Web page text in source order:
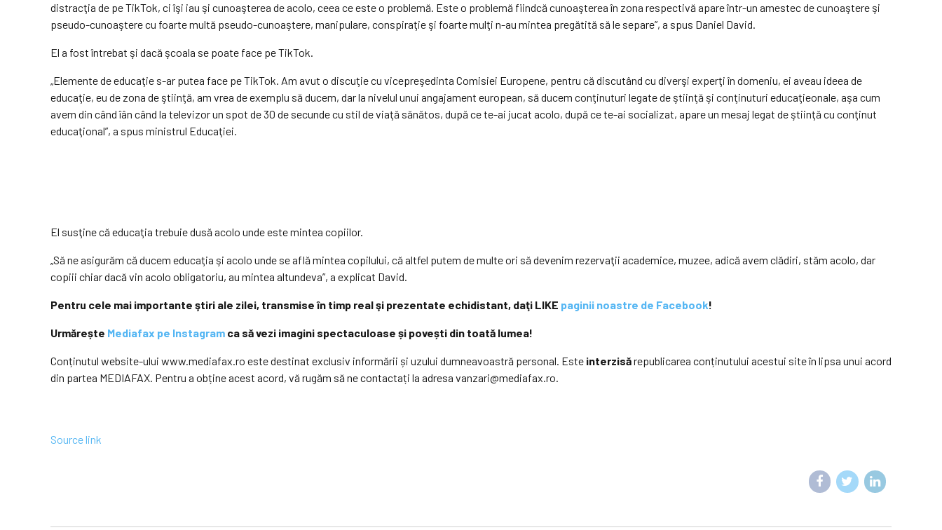
distracţia de pe TikTok, ci îşi iau şi cunoaşterea de acolo, ceea ce este o problemă. Este o problemă fiindcă cunoaşterea în zona respectivă apare într-un amestec de cunoaştere şi
pseudo-cunoaştere cu foarte multă pseudo-cunoaştere, manipulare, conspiraţie şi foarte mulţi n-au mintea pregătită să le separe”, a spus Daniel David.
El a fost întrebat şi dacă şcoala se poate face pe TikTok.
„Elemente de educaţie s-ar putea face pe TikTok. Am avut o discuţie cu vicepreşedinta Comisiei Europene, pentru că discutând cu diverşi experţi în domeniu, ei aveau ideea de
educaţie, eu de zona de ştiinţă, am vrea de exemplu să ducem, dar la nivelul unui angajament european, să ducem conţinuturi legate de ştiinţă şi conţinuturi educaţieonale, aşa cum
avem din când îân când la televizor un spot de 30 de secunde cu stil de viaţă sănătos, după ce te-ai jucat acolo, după ce te-ai socializat, apare un mesaj legat de ştiinţă cu conţinut
educaţional”, a spus ministrul Educaţiei.
El susţine că educaţia trebuie dusă acolo unde este mintea copiilor.
„Să ne asigurăm că ducem educaţia şi acolo unde se află mintea copilului, că altfel putem de multe ori să devenim rezervaţii academice, muzee, adică avem clădiri, stăm acolo, dar
copiii chiar dacă vin acolo obligatoriu, au mintea altundeva”, a explicat David.
Pentru cele mai importante ştiri ale zilei, transmise în timp real şi prezentate echidistant, daţi LIKE paginii noastre de Facebook!
Urmărește Mediafax pe Instagram ca să vezi imagini spectaculoase și povești din toată lumea!
Conținutul website-ului www.mediafax.ro este destinat exclusiv informării și uzului dumneavoastră personal. Este interzisărepublicarea conținutului acestui site în lipsa unui acord
din partea MEDIAFAX. Pentru a obține acest acord, vă rugăm să ne contactați la adresa vanzari@mediafax.ro.
Source link